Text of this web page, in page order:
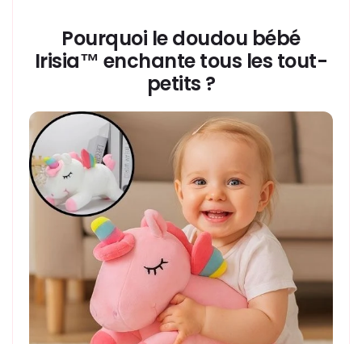
Pourquoi ledoudou bébé
Irisia™ enchante tous les tout-
petits ?